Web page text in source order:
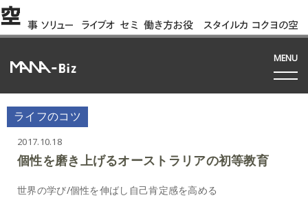
空 事
例
ソリュー
ション
ライブオ
フィス
セミ
ナー
働き方お役
立ち資料
スタイルカ
タログ
コクヨの空
間って!?
MENU
ライフのコツ
2017.10.18
個性を磨き上げるオーストラリアの初等教育
世界の学び/個性を伸ばし自己肯定感を高める